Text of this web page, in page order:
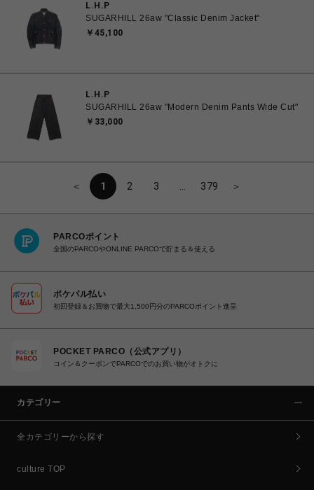
L.H.P
SUGARHILL 26aw "Classic Denim Jacket"
￥45,100
L.H.P
SUGARHILL 26aw "Modern Denim Pants Wide Cut"
￥33,000
＜ 1 2 3 379 ＞
PARCOポイント
全国のPARCOやONLINE PARCOで貯まる＆使える
ポケパル払い
初回登録＆お買物で最大1,500円分のPARCOポイント進呈
POCKET PARCO（公式アプリ）
コイン＆クーポンでPARCOでのお買い物がオトクに
カテゴリー
全カテゴリーから探す
culture TOP